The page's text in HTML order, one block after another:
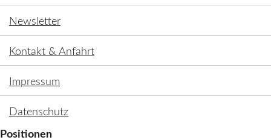
Newsletter
Kontakt & Anfahrt
Impressum
Datenschutz
Positionen